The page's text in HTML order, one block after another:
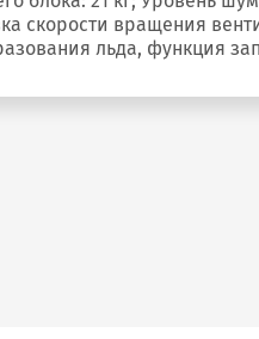
скорости вращения
льда, функция